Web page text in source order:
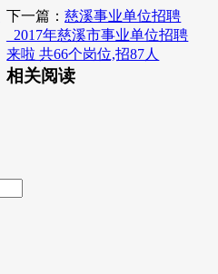
下一篇：慈溪事业单位招聘
_2017年慈溪市事业单位招聘
来啦 共66个岗位,招87人
相关阅读